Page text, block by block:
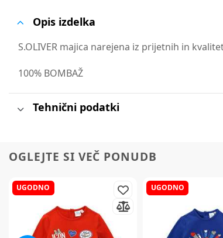
Opis izdelka
S.OLIVER majica narejena iz prijetnih in
100% BOMBAŽ
Tehnični podatki
OGLEJTE SI VEČ PONUDB
UGODNO UGODNO